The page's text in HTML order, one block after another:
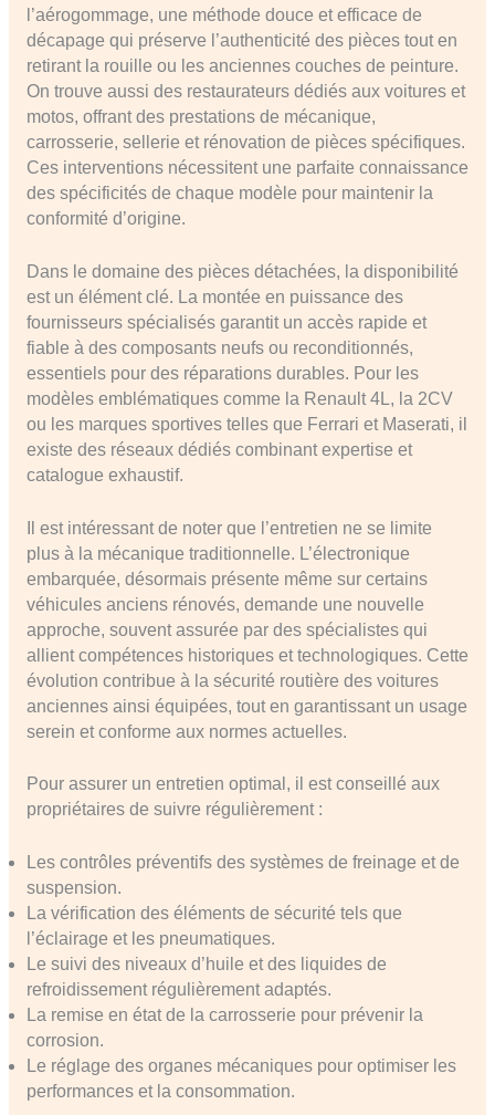
l’aérogommage, une méthode douce et efficace de
décapage qui préserve l’authenticité des pièces tout en
retirant la rouille ou les anciennes couches de peinture.
On trouve aussi des restaurateurs dédiés aux voitures et
motos, offrant des prestations de mécanique,
carrosserie, sellerie et rénovation de pièces spécifiques.
Ces interventions nécessitent une parfaite connaissance
des spécificités de chaque modèle pour maintenir la
conformité d’origine.
Dans le domaine des pièces détachées, la disponibilité
est un élément clé. La montée en puissance des
fournisseurs spécialisés garantit un accès rapide et
fiable à des composants neufs ou reconditionnés,
essentiels pour des réparations durables. Pour les
modèles emblématiques comme la Renault 4L, la 2CV
ou les marques sportives telles que Ferrari et Maserati, il
existe des réseaux dédiés combinant expertise et
catalogue exhaustif.
Il est intéressant de noter que l’entretien ne se limite
plus à la mécanique traditionnelle. L’électronique
embarquée, désormais présente même sur certains
véhicules anciens rénovés, demande une nouvelle
approche, souvent assurée par des spécialistes qui
allient compétences historiques et technologiques. Cette
évolution contribue à la sécurité routière des voitures
anciennes ainsi équipées, tout en garantissant un usage
serein et conforme aux normes actuelles.
Pour assurer un entretien optimal, il est conseillé aux
propriétaires de suivre régulièrement :
Les contrôles préventifs des systèmes de freinage et de
suspension.
La vérification des éléments de sécurité tels que
l’éclairage et les pneumatiques.
Le suivi des niveaux d’huile et des liquides de
refroidissement régulièrement adaptés.
La remise en état de la carrosserie pour prévenir la
corrosion.
Le réglage des organes mécaniques pour optimiser les
performances et la consommation.